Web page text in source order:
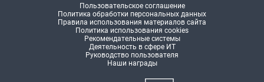
Пользовательское соглашение
Политика обработки персональных данных
Правила использования материалов сайта
Политика использования cookies
Рекомендательные системы
Деятельность в сфере ИТ
Руководство пользователя
Наши награды